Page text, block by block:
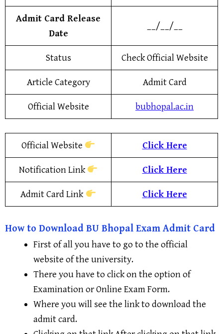
Admit Card Release
Date
__/__/__
Status Check Official Website
Article Category Admit Card
Official Website bubhopal.ac.in
Official Website Click Here
Notification Link Click Here
Admit Card Link Click Here
How to Download BU Bhopal Exam Admit Card
First of all you have to go to the official
website of the university.
There you have to click on the option of
Examination or Online Exam Form.
Where you will see the link to download the
admit card.